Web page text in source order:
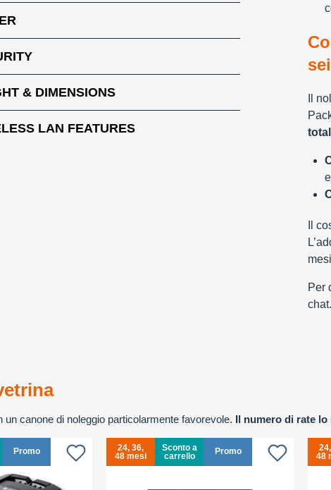
& DIMENSIONS
LAN FEATURES
Il
Il
Per
chat.
un canone di noleggio particolarmente favorevole. Il numero di rate lo
Promo
24, 36,
48 mesi
Sconto a
carrello
Promo
48